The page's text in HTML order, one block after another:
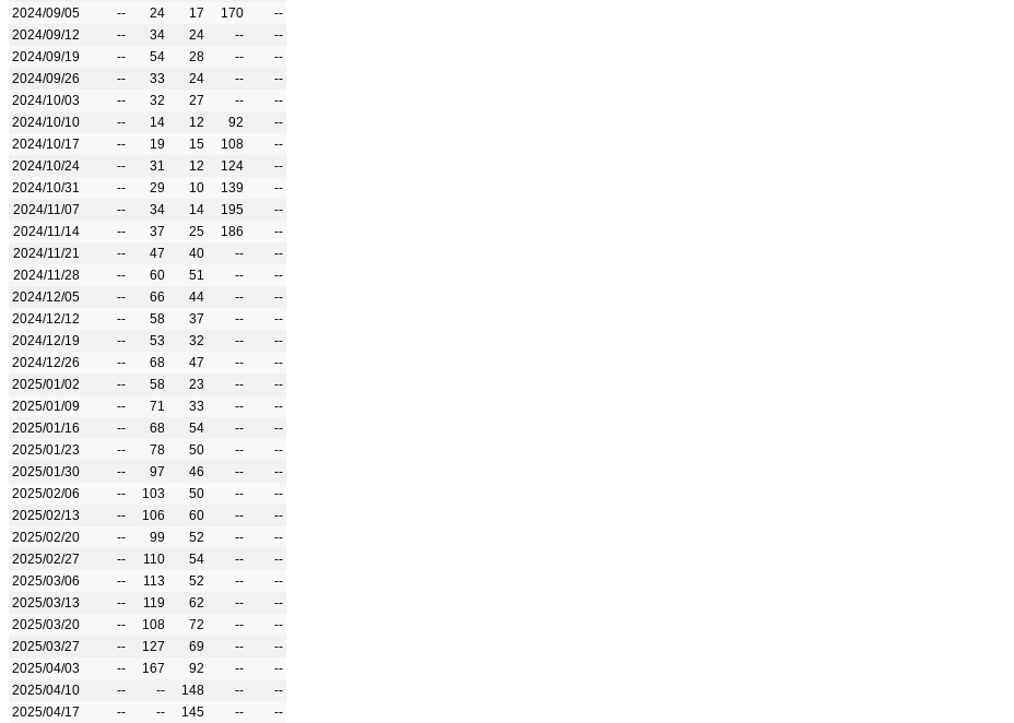
2024/09/05
-- 24 17 170
--
2024/09/12
-- 34 24 --
--
2024/09/19
-- 54 28 --
--
2024/09/26
-- 33 24 --
--
2024/10/03
-- 32 27 --
--
2024/10/10
-- 14 12 92
--
2024/10/17
-- 19 15 108
--
2024/10/24
-- 31 12 124
--
2024/10/31
-- 29 10 139
--
2024/11/07
-- 34 14 195
--
2024/11/14
-- 37 25 186
--
2024/11/21
-- 47 40 --
--
2024/11/28
-- 60 51 --
--
2024/12/05
-- 66 44 --
--
2024/12/12
-- 58 37 --
--
2024/12/19
-- 53 32 --
--
2024/12/26
-- 68 47 --
--
2025/01/02
-- 58 23 --
--
2025/01/09
-- 71 33 --
--
2025/01/16
-- 68 54 --
--
2025/01/23
-- 78 50 --
--
2025/01/30
-- 97 46 --
--
2025/02/06
-- 103 50 --
--
2025/02/13
-- 106 60 --
--
2025/02/20
-- 99 52 --
--
2025/02/27
-- 110 54 --
--
2025/03/06
-- 113 52 --
--
2025/03/13
-- 119 62 --
--
2025/03/20
-- 108 72 --
--
2025/03/27
-- 127 69 --
--
2025/04/03
-- 167 92 --
--
2025/04/10
-- -- 148 --
--
2025/04/17
-- -- 145 -- --